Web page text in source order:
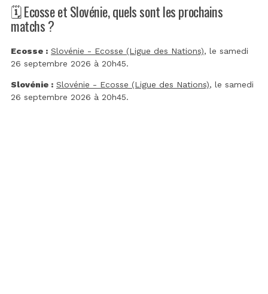
🗓️ Ecosse et Slovénie, quels sont les prochains
matchs ?
Ecosse : Slovénie - Ecosse (Ligue des Nations), le samedi
26 septembre 2026 à 20h45.
Slovénie : Slovénie - Ecosse (Ligue des Nations), le samedi
26 septembre 2026 à 20h45.